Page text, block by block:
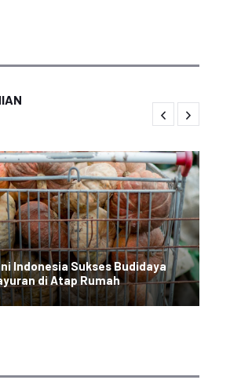
Indonesia Sukses Budidaya
di Atap Rumah